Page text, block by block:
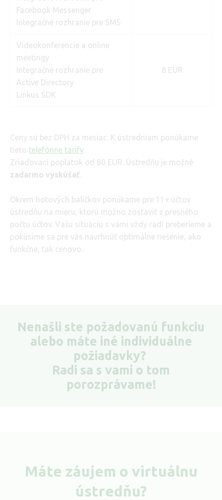
Facebook Messenger
Integračné rozhranie pre SMS
Videokonferencie a online
meetingy
Integračné rozhranie pre
Active Directory
Linkus SDK
8 EUR
Ceny sú bez DPH za mesiac. K ústredniam ponúkame
tieto telefónne tarify.
Zriaďovací poplatok od 80 EUR. Ústredňu je možné
zadarmo vyskúšať.
Okrem hotových balíčkov ponúkame pre 11+ účtov
ústredňu na mieru, ktorú možno zostaviť z presného
počtu účtov. Vašu situáciu s vami vždy radi preberieme a
pokúsime sa pre vás navrhnúť optimálne riešenie, ako
funkčne, tak cenovo.
Nenašli ste požadovanú funkciu
alebo máte iné individuálne
požiadavky?
Radi sa s vami o tom
porozprávame!
Máte záujem o virtuálnu
ústredňu?